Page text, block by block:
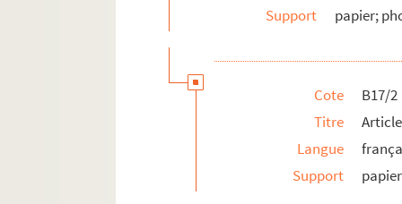
Support
papier;
Cote
B17/2
Titre
Langue
Support
papier